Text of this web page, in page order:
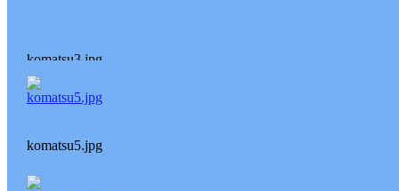
komatsu3.jpg
komatsu5.jpg